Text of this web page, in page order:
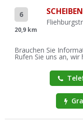
6
20,9 km
Brauchen Sie
Rufen Sie uns an,